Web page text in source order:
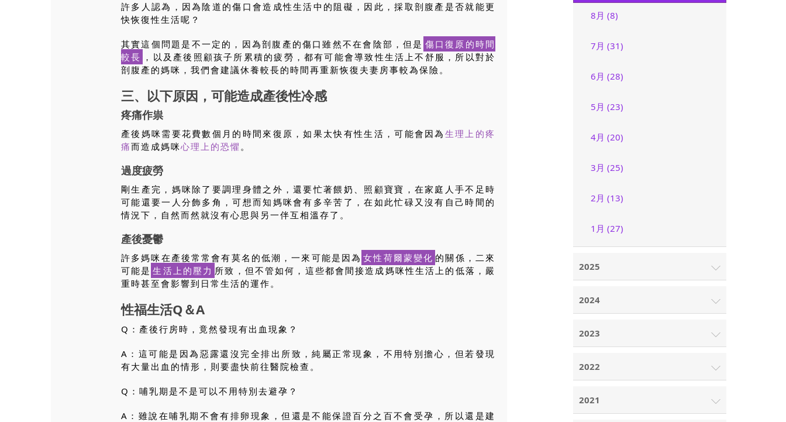
許多人認為，因為陰道的傷口會造成性生活中的阻礙，因此，採取剖腹產是否就能更
快恢復性生活呢？
其實這個問題是不一定的，因為剖腹產的傷口雖然不在會陰部，但是 傷口復原的時間
較長 ，以及產後照顧孩子所累積的疲勞，都有可能會導致性生活上不舒服，所以對於
剖腹產的媽咪，我們會建議休養較長的時間再重新恢復夫妻房事較為保險。
三、以下原因，可能造成產後性冷感
疼痛作祟
產後媽咪需要花費數個月的時間來復原，如果太快有性生活，可能會因為 生理上的疼
痛而造成媽咪心理上的恐懼 。
過度疲勞
剛生產完，媽咪除了要調理身體之外，還要忙著餵奶、照顧寶寶，在家庭人手不足時
可能還要一人分飾多角，可想而知媽咪會有多辛苦了，在如此忙碌又沒有自己時間的
情況下，自然而然就沒有心思與另一伴互相溫存了。
產後憂鬱
許多媽咪在產後常常會有莫名的低潮，一來可能是因為 女性荷爾蒙變化 的關係，二來
可能是 生活上的壓力 所致，但不管如何，這些都會間接造成媽咪性生活上的低落，嚴
重時甚至會影響到日常生活的運作。
性福生活Q＆A
Q：產後行房時，竟然發現有出血現象？
A：這可能是因為惡露還沒完全排出所致，純屬正常現象，不用特別擔心，但若發現
有大量出血的情形，則要盡快前往醫院檢查。
Q：哺乳期是不是可以不用特別去避孕？
A：雖說在哺乳期不會有排卵現象，但還是不能保證百分之百不會受孕，所以還是建
8月 (8)
7月 (31)
6月 (28)
5月 (23)
4月 (20)
3月 (25)
2月 (13)
1月 (27)
2025
2024
2023
2022
2021